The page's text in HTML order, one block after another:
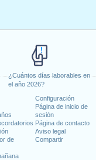
¿Cuántos días laborables en
el año 2026?
de
Configuración
Página de inicio de
sesión
Página de contacto
Aviso legal
Compartir